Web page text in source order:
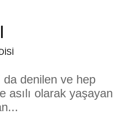
denilen ve hep
asılı olarak yaşayan